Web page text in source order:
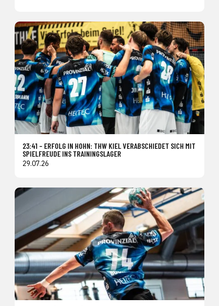
23:41 – ERFOLG IN HOHN: THW KIEL VERABSCHIEDET SICH MIT
SPIELFREUDE INS TRAININGSLAGER
29.07.26